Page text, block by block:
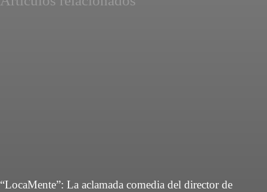
“LocaMente”: La aclamada comedia del director de